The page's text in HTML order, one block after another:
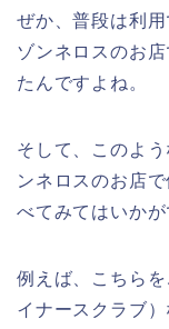
ぜか、普段は利
ゾンネロスのお
たんですよね。
そして、このよ
ンネロスのお店
べてみてはいかが
例えば、こちら
イナースクラブ